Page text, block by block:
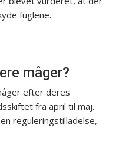
fuglene.
måger?
efter deres
fra april til maj.
reguleringstilladelse,